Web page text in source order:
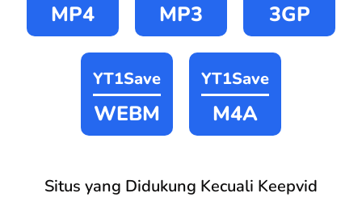
MP4 MP3 3GP
YT1Save
WEBM
YT1Save
M4A
Situs yang Didukung Kecuali Keepvid